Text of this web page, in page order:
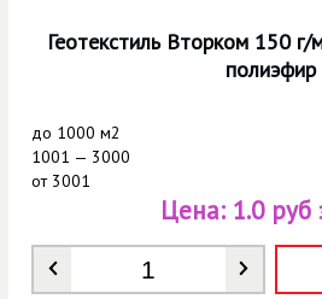
Геотекстиль Вторком 150
полиэфир
до 1000 м2
1001 — 3000
от3001
Количество
Цена: 1.0 руб